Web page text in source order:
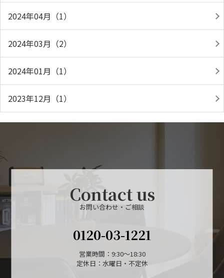
2024年04月（1）
2024年03月（2）
2024年01月（1）
2023年12月（1）
Contact us
お問い合わせ・ご相談
0120-03-1221
営業時間：9:30～18:30
定休日：水曜日・不定休